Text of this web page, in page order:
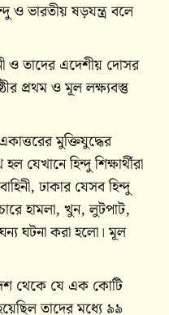
ও ভারতীয় ষড়যন্ত্র বলে
ও তাদের এদেশীয় দোসর
প্রথম ও মূল লক্ষ্যবস্তু
মুক্তিযুদ্ধের
যেখানে হিন্দু শিক্ষার্থীরা
ঢাকার যেসব হিন্দু
হামলা, খুন, লুটপাট,
ঘটনা করা হলো। মূল
থেকে যে এক কোটি
তাদের মধ্যে ৯৯